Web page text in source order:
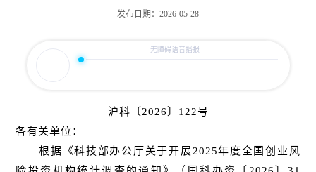
发布日期：2026-05-28
沪科〔2026〕122号
各有关单位：
根据《科技部办公厅关于开展2025年度全国创业风